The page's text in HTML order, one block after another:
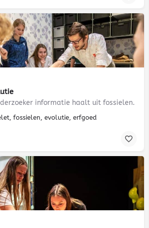
informatie haalt uit fossielen.
fossielen, evolutie, erfgoed